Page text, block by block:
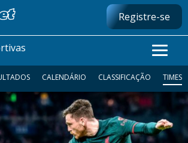
Registre-se
LIBERTADORES
NACIONAL
CALENDÁRIO CLASSIFICAÇÃO TIMES